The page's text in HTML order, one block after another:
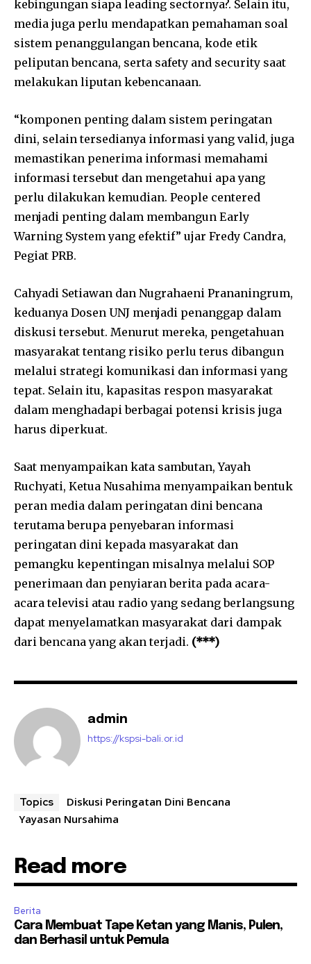
kebingungan siapa leading sectornya?. Selain itu,
media juga perlu mendapatkan pemahaman soal
sistem penanggulangan bencana, kode etik
peliputan bencana, serta safety and security saat
melakukan liputan kebencanaan.
“komponen penting dalam sistem peringatan
dini, selain tersedianya informasi yang valid, juga
memastikan penerima informasi memahami
informasi tersebut dan mengetahui apa yang
perlu dilakukan kemudian. People centered
menjadi penting dalam membangun Early
Warning System yang efektif” ujar Fredy Candra,
Pegiat PRB.
Cahyadi Setiawan dan Nugrahaeni Prananingrum,
keduanya Dosen UNJ menjadi penanggap dalam
diskusi tersebut. Menurut mereka, pengetahuan
masyarakat tentang risiko perlu terus dibangun
melalui strategi komunikasi dan informasi yang
tepat. Selain itu, kapasitas respon masyarakat
dalam menghadapi berbagai potensi krisis juga
harus diperkuat.
Saat menyampaikan kata sambutan, Yayah
Ruchyati, Ketua Nusahima menyampaikan bentuk
peran media dalam peringatan dini bencana
terutama berupa penyebaran informasi
peringatan dini kepada masyarakat dan
pemangku kepentingan misalnya melalui SOP
penerimaan dan penyiaran berita pada acara-
acara televisi atau radio yang sedang berlangsung
dapat menyelamatkan masyarakat dari dampak
dari bencana yang akan terjadi. (***)
admin
https://kspsi-bali.or.id
Topics
Diskusi Peringatan Dini Bencana
Yayasan Nursahima
Read more
Berita
Cara Membuat Tape Ketan yang Manis, Pulen,
dan Berhasil untuk Pemula